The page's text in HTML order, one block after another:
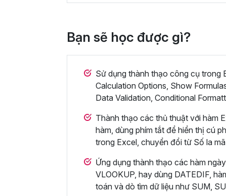
Bạn sẽ học được gì?
Sử dụng thành thạo công cụ trong
Calculation Options, Show
Data Validation, Conditional
Thành thạo các thủ thuật với hàm
hàm, dùng phím tắt để hiển thị cú
trong Excel, chuyển đổi từ Số la
Ứng dụng thành thạo các hàm
VLOOKUP, hay dùng DATEDIF,
toán và dò tìm dữ liệu như SUM,